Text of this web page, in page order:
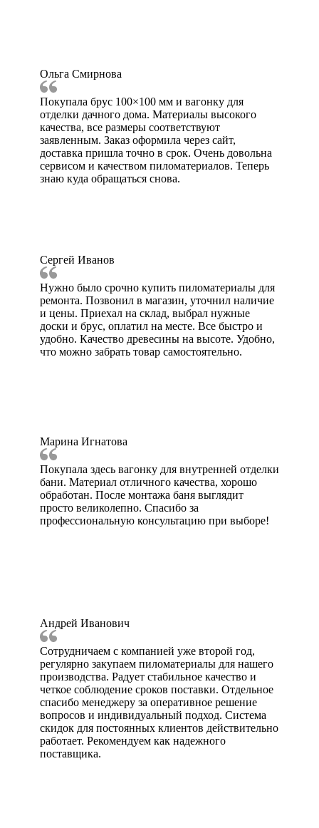
Ольга Смирнова
Покупала брус 100×100 мм и вагонку для
отделки дачного дома. Материалы высокого
качества, все размеры соответствуют
заявленным. Заказ оформила через сайт,
доставка пришла точно в срок. Очень довольна
сервисом и качеством пиломатериалов. Теперь
знаю куда обращаться снова.
Сергей Иванов
Нужно было срочно купить пиломатериалы для
ремонта. Позвонил в магазин, уточнил наличие
и цены. Приехал на склад, выбрал нужные
доски и брус, оплатил на месте. Все быстро и
удобно. Качество древесины на высоте. Удобно,
что можно забрать товар самостоятельно.
Марина Игнатова
Покупала здесь вагонку для внутренней отделки
бани. Материал отличного качества, хорошо
обработан. После монтажа баня выглядит
просто великолепно. Спасибо за
профессиональную консультацию при выборе!
Андрей Иванович
Сотрудничаем с компанией уже второй год,
регулярно закупаем пиломатериалы для нашего
производства. Радует стабильное качество и
четкое соблюдение сроков поставки. Отдельное
спасибо менеджеру за оперативное решение
вопросов и индивидуальный подход. Система
скидок для постоянных клиентов действительно
работает. Рекомендуем как надежного
поставщика.